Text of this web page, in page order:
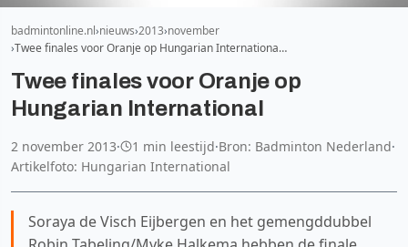
badmintonline.nl nieuws 2013 november
Twee finales voor Oranje op Hungarian Internationa…
Twee finales voor Oranje op
Hungarian International
2 november 2013· 1 min leestijd·Bron: Badminton Nederland·
Artikelfoto: Hungarian International
Soraya de Visch Eijbergen en het gemengddubbel